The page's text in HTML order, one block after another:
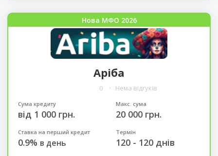
Нова МФО 2026
Аріба
0 Нема відгуків
Сума кредиту
від 1 000 грн.
Макс. сума
20 000 грн.
Ставка на перший кредит
0.9% в день
Термін
120 - 120 днів